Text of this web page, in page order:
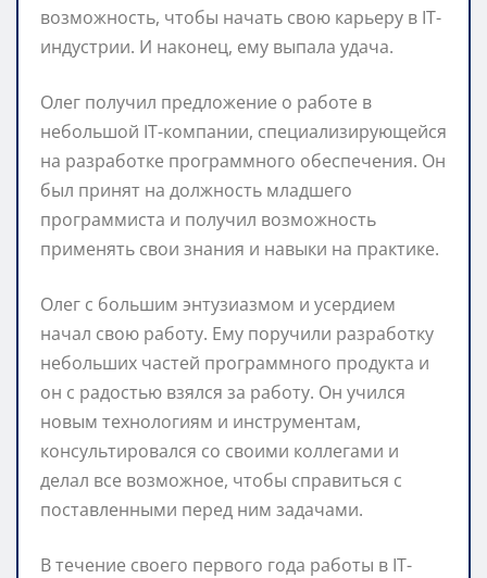
возможность, чтобы начать свою карьеру в IT-
индустрии. И наконец, ему выпала удача.
Олег получил предложение о работе в
небольшой IT-компании, специализирующейся
на разработке программного обеспечения. Он
был принят на должность младшего
программиста и получил возможность
применять свои знания и навыки на практике.
Олег с большим энтузиазмом и усердием
начал свою работу. Ему поручили разработку
небольших частей программного продукта и
он с радостью взялся за работу. Он учился
новым технологиям и инструментам,
консультировался со своими коллегами и
делал все возможное, чтобы справиться с
поставленными перед ним задачами.
В течение своего первого года работы в IT-